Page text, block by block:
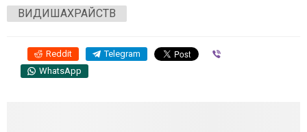
ВИДИШАХРАЙСТВ
Reddit Telegram
WhatsApp